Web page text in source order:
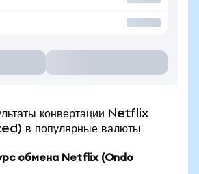
конвертации Netflix
в популярные валюты
обмена Netflix (Ondo